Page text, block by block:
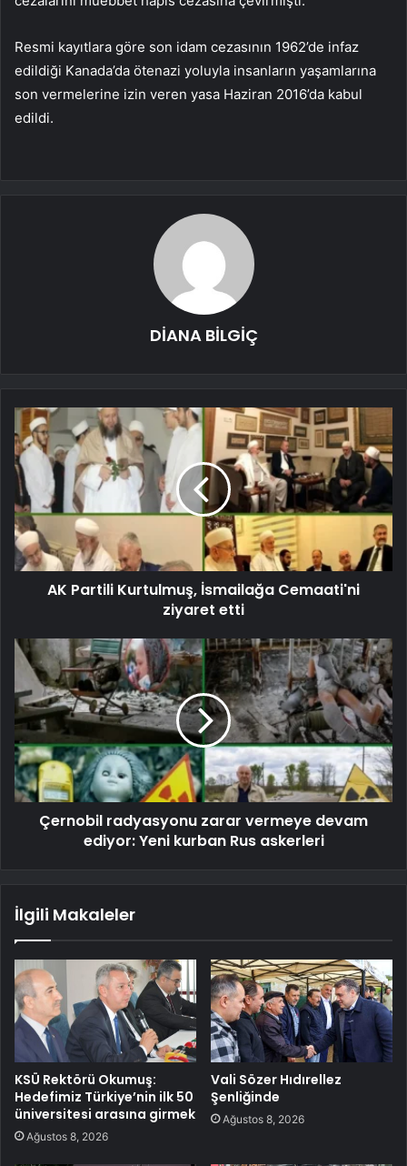
Resmi kayıtlara göre son idam cezasının 1962’de infaz
edildiği Kanada’da ötenazi yoluyla insanların yaşamlarına
son vermelerine izin veren yasa Haziran 2016’da kabul
edildi.
DİANA BİLGİÇ
AK Partili Kurtulmuş, İsmailağa Cemaati'ni
ziyaret etti
Çernobil radyasyonu zarar vermeye devam
ediyor: Yeni kurban Rus askerleri
İlgili Makaleler
KSÜ Rektörü Okumuş:
Hedefimiz Türkiye’nin ilk 50
üniversitesi arasına girmek
Ağustos 8, 2026
Vali Sözer Hıdırellez
Şenliğinde
Ağustos 8, 2026